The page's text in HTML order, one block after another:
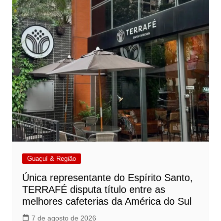
Guaçuí & Região
Única representante do Espírito Santo,
TERRAFÉ disputa título entre as
melhores cafeterias da América do Sul
7 de agosto de 2026